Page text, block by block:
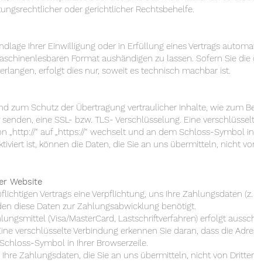
oder gerichtlicher Rechtsbehelfe.
Ihrer Einwilligung oder in Erfüllung eines Vertrags
Format aushändigen zu lassen. Sofern Sie
erfolgt dies nur, soweit es technisch machbar ist.
zum Schutz der Übertragung vertraulicher Inhalte, wie zum
eine SSL- bzw. TLS- Verschlüsselung. Eine
„http://“ auf „https://“ wechselt und an dem Schloss-Symbol
ist, können die Daten, die Sie an uns übermitteln, nicht
Website
Vertrags eine Verpflichtung, uns Ihre Zahlungsdaten
diese Daten zur Zahlungsabwicklung benötigt.
(Visa/MasterCard, Lastschriftverfahren) erfolgt
verschlüsselte Verbindung erkennen Sie daran, dass die
Symbol in Ihrer Browserzeile.
Zahlungsdaten, die Sie an uns übermitteln, nicht von